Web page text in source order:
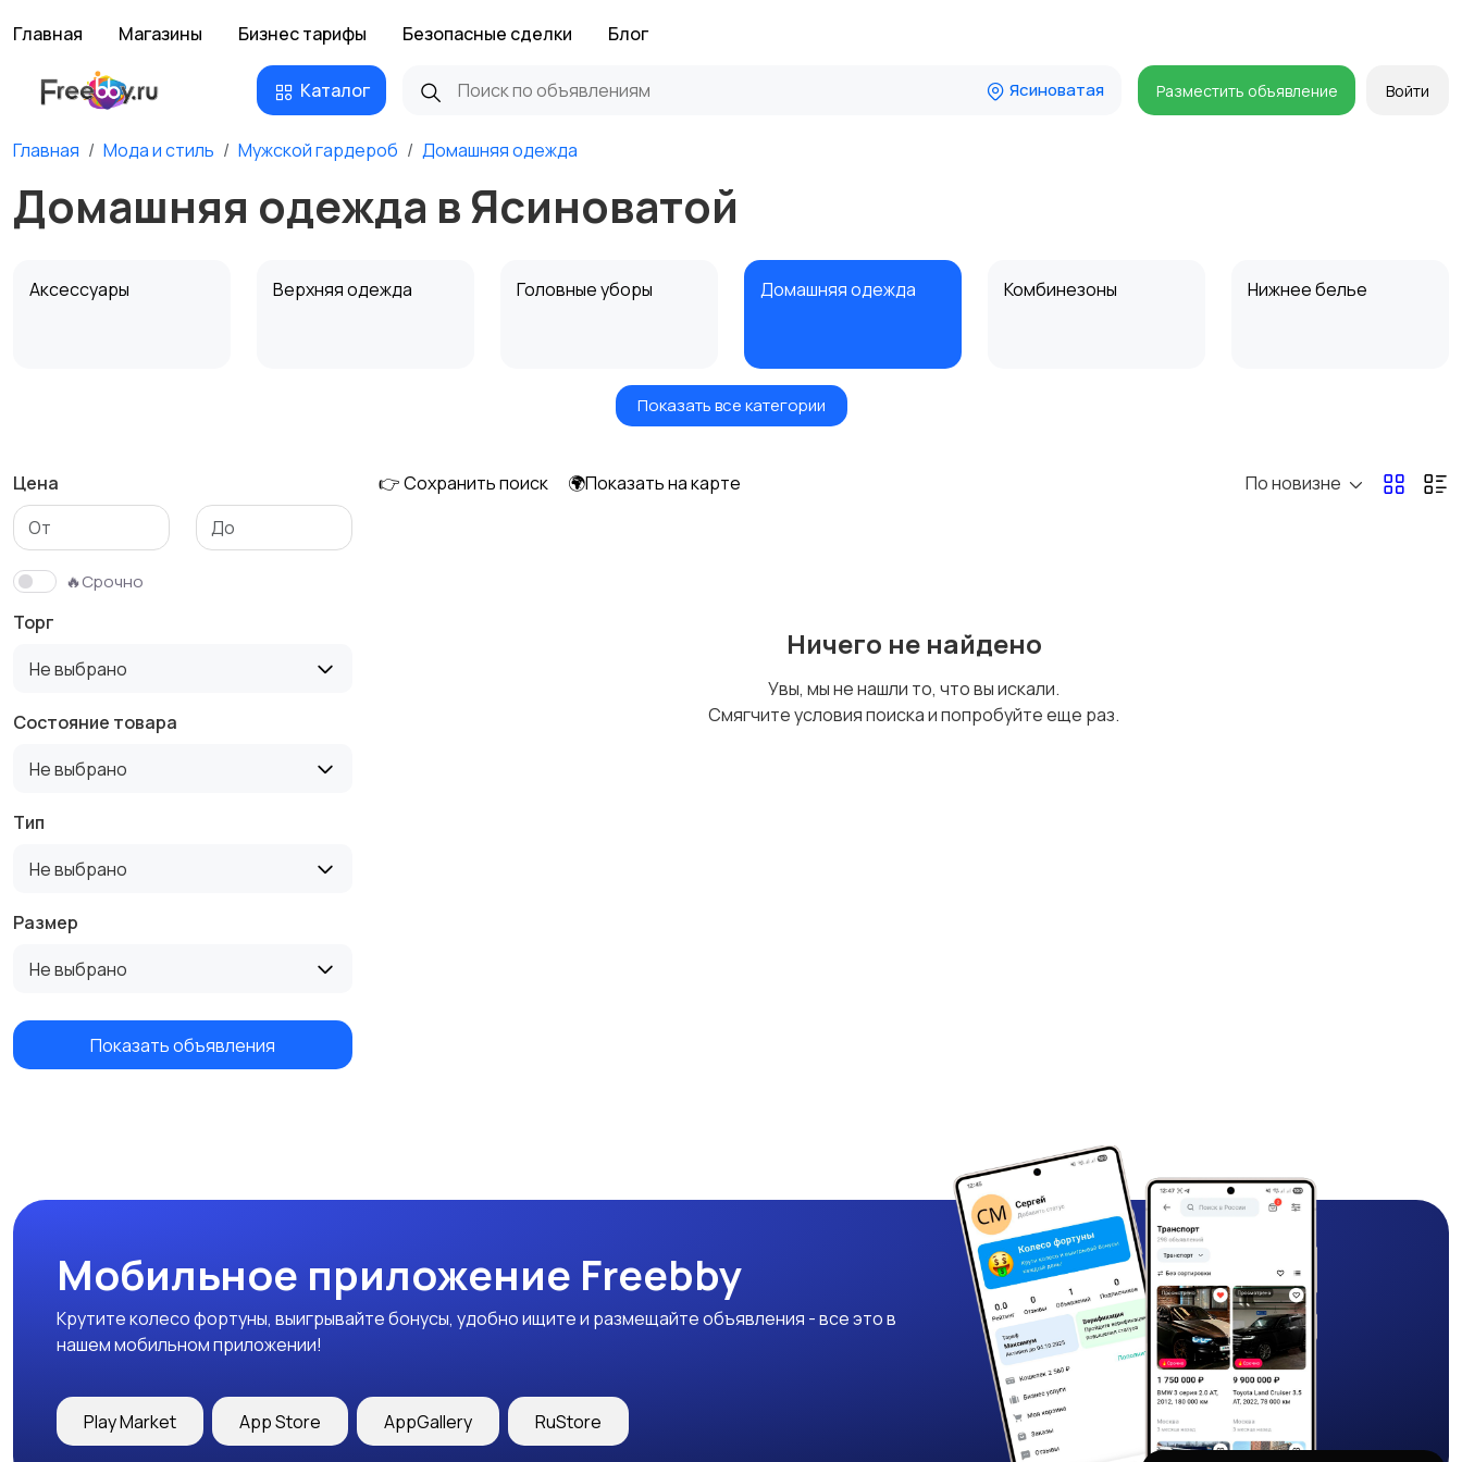
Главная Магазины Бизнес тарифы Безопасные сделки Блог
Каталог Ясиноватая Разместить объявление Войти
Главная Мода и стиль Мужской гардероб Домашняя одежда
Домашняя одежда в Ясиноватой
Аксессуары Верхняя одежда Головные уборы Домашняя одежда Комбинезоны Нижнее белье
Свитеры и толстовки
Футболки и поло Штаны и шорты
Показать все категории
Цена
🔥Срочно
Торг
Не выбрано
Состояние товара
Не выбрано
Тип
Не выбрано
Размер
Не выбрано
Показать объявления
👉 Сохранить поиск 🌍Показать на карте По новизне
Ничего не найдено
Увы, мы не нашли то, что вы искали.
Смягчите условия поиска и попробуйте еще раз.
Мобильное приложение Freebby
Крутите колесо фортуны, выигрывайте бонусы, удобно ищите и размещайте объявления - все это в
нашем мобильном приложении!
Play Market App Store AppGallery RuStore